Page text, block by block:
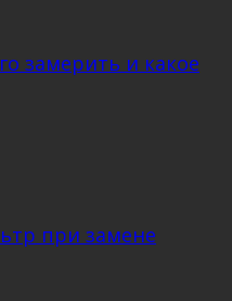
замерить и какое
при замене